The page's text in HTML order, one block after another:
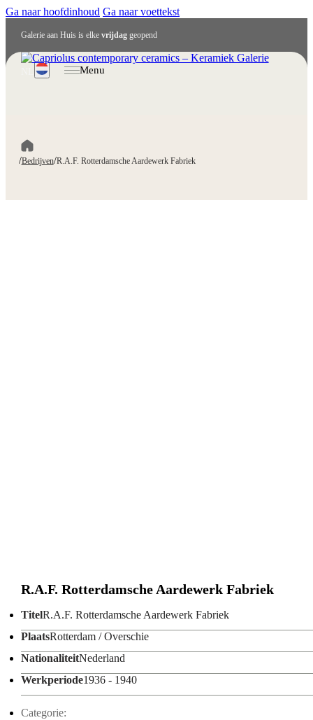
Ga naar hoofdinhoud Ga naar voettekst
Galerie aan Huis is elke vrijdaggeopend
Menu
/Bedrijven/R.A.F. Rotterdamsche Aardewerk Fabriek
R.A.F. Rotterdamsche Aardewerk Fabriek
TitelR.A.F. Rotterdamsche Aardewerk Fabriek
PlaatsRotterdam / Overschie
NationaliteitNederland
Werkperiode1936 - 1940
Categorie: